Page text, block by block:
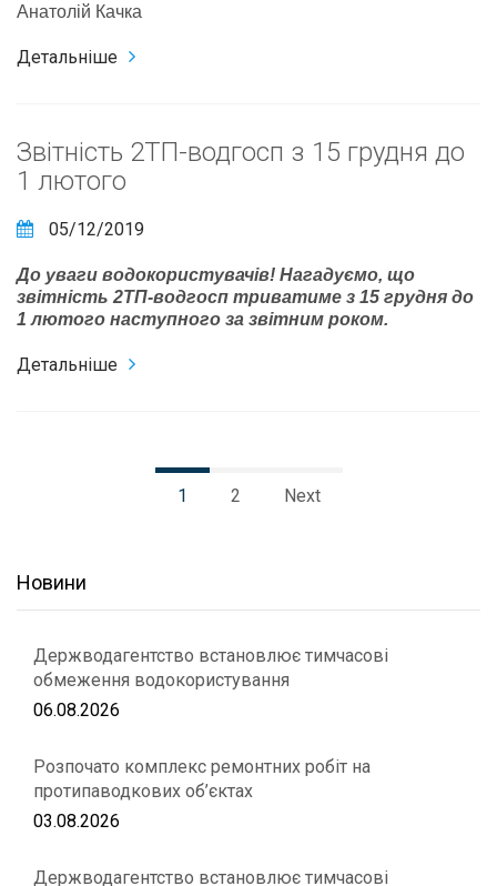
Анатолій Качка
Детальніше
Звітність 2ТП-водгосп з 15 грудня до
1 лютого
05/12/2019
До уваги водокористувачів! Нагадуємо, що
звітність 2ТП-водгосп триватиме з 15 грудня до
1 лютого наступного за звітним роком.
Детальніше
1 2 Next
Новини
Держводагентство встановлює тимчасові
обмеження водокористування
06.08.2026
Розпочато комплекс ремонтних робіт на
протипаводкових об’єктах
03.08.2026
Держводагентство встановлює тимчасові